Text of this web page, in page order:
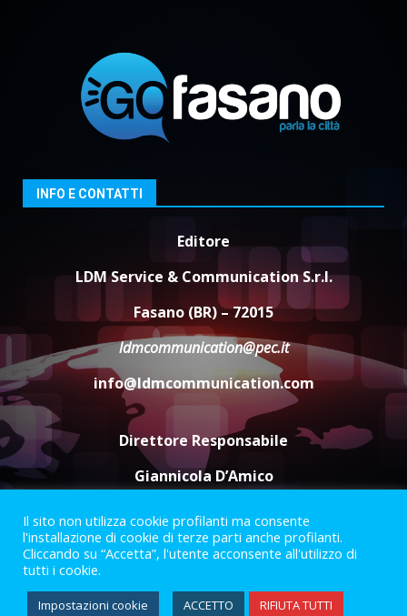
Santis
8 Agosto 2026 07:30
3
Politiche Giovanili e Mobilità
Sostenibile: premiati gli studenti
giusta”
“I Contestatori: Musica di
Rivoluzione”: nuovo
appuntamento con “Fasano in
7 Agosto 2026 06:05
US Fasano, Scianaro: “Profonda
amarezza per esclusione dal
campionato di calcio”
7 Agosto 2026 06:00
INFO E CONTATTI
Editore
LDM Service & Communication S.r.l.
Fasano (BR) – 72015
ldmcommunication@pec.it
info@ldmcommunication.com
Direttore Responsabile
Giannicola D’Amico
Termini e Condizioni
Privacy Policy
Informazioni Legali
Facebook
Instagram
Youtube
Il sito non utilizza cookie profilanti ma consente
l'installazione di cookie di terze parti anche profilanti.
Cliccando su “Accetta”, l'utente acconsente all'utilizzo di
tutti i cookie.
Impostazioni cookie ACCETTO RIFIUTA TUTTI